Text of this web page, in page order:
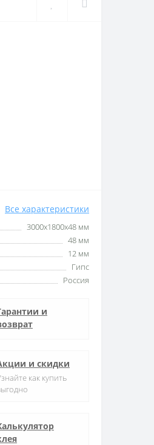
Все характеристики
3000x1800x48 мм
48 мм
12 мм
Гипс
Россия
и
и скидки
как купить